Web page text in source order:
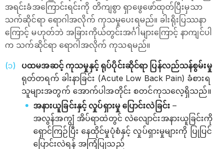
အရင်းခံအကြောင်းရင်းကို တိကျစွာ ရှာဖွေဖော်ထုတ်ပြီးမှသာ
သက်ဆိုင်ရာ ရောဂါအလိုက် ကုသမှုပေးရမည်။ ခါးရိုးပြဿနာ
ကြောင့် မဟုတ်ဘဲ အခြားကိုယ်တွင်းအင်္ဂါများကြောင့် နာကျင်ပါ
က သက်ဆိုင်ရာ ရောဂါအလိုက် ကုသရမည်။
ပထမအဆင့် ကုသမှုနှင့် ရုပ်ပိုင်းဆိုင်ရာ ပြန်လည်သန်စွမ်းမှု
ရုတ်တရက် ခါးနာခြင်း (Acute Low Back Pain) ခံစားရ
သူများအတွက် အောက်ပါအတိုင်း စတင်ကုသလေ့ရှိသည်။
အနားယူခြင်းနှင့် လှုပ်ရှားမှု ပြောင်းလဲခြင်း–
အလွန်အကျွံ အိပ်ရာထဲတွင် လဲလျောင်းအနားယူခြင်းကို
ရှောင်ကြဉ်ပြီး နေထိုင်မှုပုံစံနှင့် လှုပ်ရှားမှုများကို ပြုပြင်
ပြောင်းလဲရန် အကြံပြုသည်